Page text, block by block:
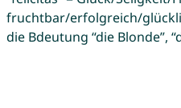
fruchtbar/erfolgreich/
die Bdeutung “die Blonde”,